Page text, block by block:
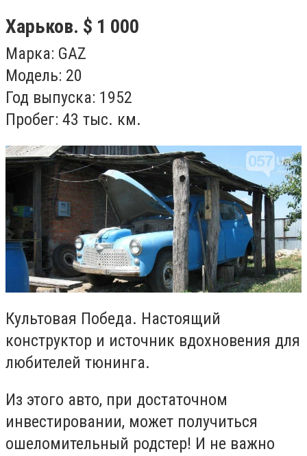
Харьков. $ 1 000
Марка: GAZ
Модель: 20
Год выпуска: 1952
Пробег: 43 тыс. км.
Культовая Победа. Настоящий
конструктор и источник вдохновения для
любителей тюнинга.
Из этого авто, при достаточном
инвестировании, может получиться
ошеломительный родстер! И не важно